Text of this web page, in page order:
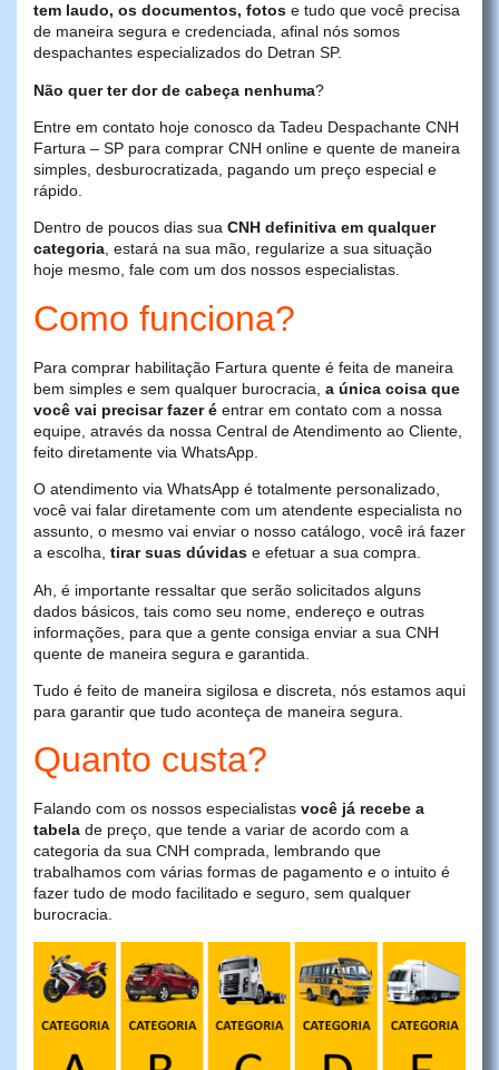
tem laudo, os documentos, fotos e tudo que você precisa
de maneira segura e credenciada, afinal nós somos
despachantes especializados do Detran SP.
Não quer ter dor de cabeça nenhuma?
Entre em contato hoje conosco da Tadeu Despachante CNH
Fartura – SP para comprar CNH online e quente de maneira
simples, desburocratizada, pagando um preço especial e
rápido.
Dentro de poucos dias sua CNH definitiva em qualquer
categoria, estará na sua mão, regularize a sua situação
hoje mesmo, fale com um dos nossos especialistas.
Como funciona?
Para comprar habilitação Fartura quente é feita de maneira
bem simples e sem qualquer burocracia, a única coisa que
você vai precisar fazer é entrar em contato com a nossa
equipe, através da nossa Central de Atendimento ao Cliente,
feito diretamente via WhatsApp.
O atendimento via WhatsApp é totalmente personalizado,
você vai falar diretamente com um atendente especialista no
assunto, o mesmo vai enviar o nosso catálogo, você irá fazer
a escolha, tirar suas dúvidas e efetuar a sua compra.
Ah, é importante ressaltar que serão solicitados alguns
dados básicos, tais como seu nome, endereço e outras
informações, para que a gente consiga enviar a sua CNH
quente de maneira segura e garantida.
Tudo é feito de maneira sigilosa e discreta, nós estamos aqui
para garantir que tudo aconteça de maneira segura.
Quanto custa?
Falando com os nossos especialistas você já recebe a
tabela de preço, que tende a variar de acordo com a
categoria da sua CNH comprada, lembrando que
trabalhamos com várias formas de pagamento e o intuito é
fazer tudo de modo facilitado e seguro, sem qualquer
burocracia.